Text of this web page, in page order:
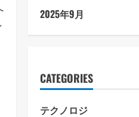
2025年9月
CATEGORIES
テクノロジ